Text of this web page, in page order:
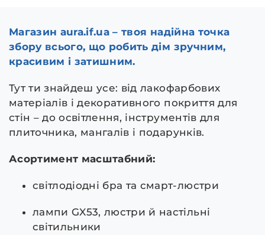
Магазин aura.if.ua – твоя надійна точка
збору всього, що робить дім зручним,
красивим і затишним.
Тут ти знайдеш усе: від лакофарбових
матеріалів і декоративного покриття для
стін – до освітлення, інструментів для
плиточника, мангалів і подарунків.
Асортимент масштабний:
світлодіодні бра та смарт-люстри
лампи GX53, люстри й настільні
світильники